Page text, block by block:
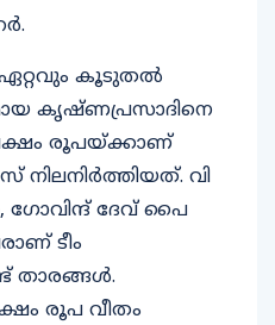
കൂടുതൽ
കൃഷ്ണപ്രസാദിനെ
രൂപയ്ക്കാണ്
നിലനിർത്തിയത്. വി
ഗോവിന്ദ് ദേവ് പൈ
ടീം
താരങ്ങൾ.
രൂപ വീതം